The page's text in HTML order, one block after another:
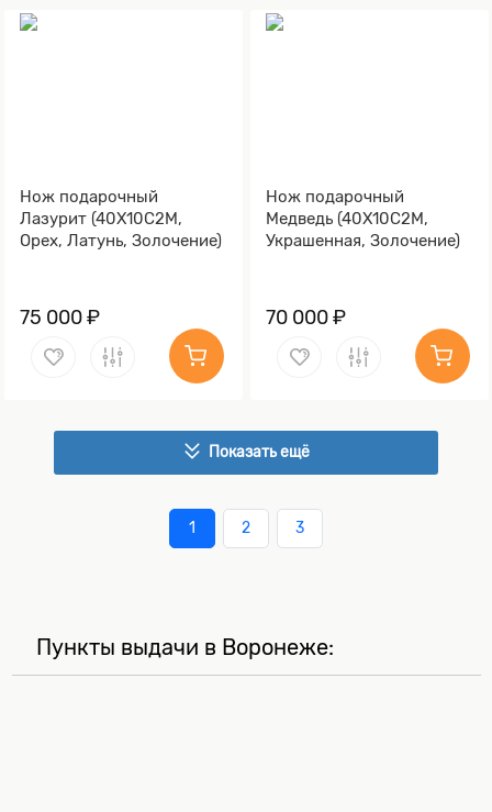
Нож подарочный
Лазурит (40Х10С2М,
Орех, Латунь, Золочение)
75 000 ₽
Нож подарочный
Медведь (40Х10С2М,
Украшенная, Золочение)
70 000 ₽
Показать ещё
1 2 3
Пункты выдачи в Воронеже: